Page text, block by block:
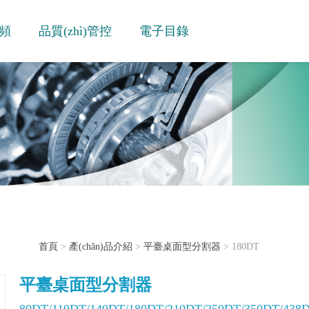
品質(zhì)管控 電子目錄
首頁 > 產(chǎn)品介紹 > 平臺桌面型分割器 > 180DT
平臺桌面型分割器